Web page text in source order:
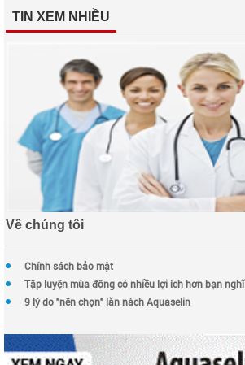
TIN XEM NHIỀU
Về chúng tôi
Chính sách bảo mật
Tập luyện mùa đông có nhiều lợi ích hơn bạn nghĩ
9 lý do "nên chọn" lăn nách Aquaselin